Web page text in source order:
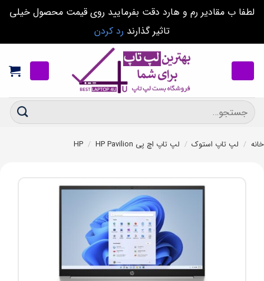
لطفا ب مقادیر رم و هارد دقت بفرمایید روی قیمت محصول خیلی
تاثیر گذارند رد کردن
content
جستجو
برای:
خانه / لپ تاپ استوک / لپ تاپ اچ پی HP / HP Pavilion